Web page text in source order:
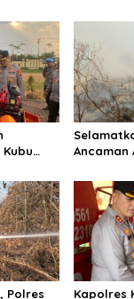
Bara di
Ancaman
Karhutla
Raya
Polres
Kapolres